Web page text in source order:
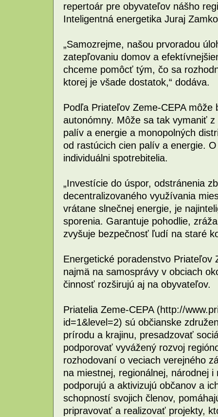
repertoár pre obyvateľov nášho
Inteligentná energetika Juraj
„Samozrejme, našou prvoradou
zatepľovaniu domov a
chceme pomôcť tým, čo sa
ktorej je všade dostatok,“ dodáva.
Podľa Priateľov Zeme-CEPA
autonómny. Môže sa tak vymaniť
palív a energie a monopolných
od rastúcich cien palív a energie.
individuálni spotrebitelia.
„Investície do úspor, odstránenia
decentralizovaného využívania
vrátane slnečnej energie, je
sporenia. Garantuje pohodlie,
zvyšuje bezpečnosť ľudí na staré
Energetické poradenstvo Priateľov
najmä na samosprávy v obciach
činnosť rozširujú aj na obyvateľov.
Priatelia Zeme-CEPA (http://
id=1&level=2) sú občianske
prírodu a krajinu, presadzovať
podporovať vyvážený rozvoj
rozhodovaní o veciach verejného
na miestnej, regionálnej, národnej
podporujú a aktivizujú občanov a
schopností svojich členov,
pripravovať a realizovať projekty,